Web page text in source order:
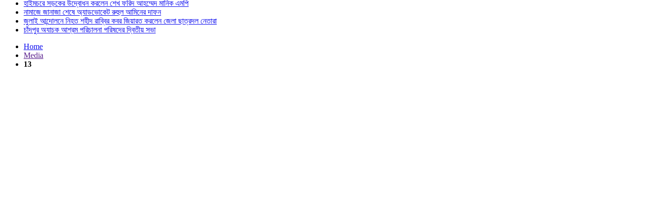
হাইমচরে সড়কের উদ্বোধন করলেন শেখ ফরিদ আহম্মেদ মানিক এমপি
নামাজে জানাজা শেষে অ্যাডভোকেট রুহুল আমিনের দাফন
জুলাই আন্দোলনে নিহত শহীদ রাব্বির কবর জিয়ারত করলেন জেলা ছাত্রদল নেতারা
চাঁদপুর অযাচক আশ্রম পরিচালনা পরিষদের দ্বিতীয় সভা
Home
Media
13